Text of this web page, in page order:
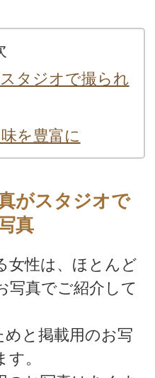
タジオで撮られ
を豊富に
がスタジオで
真
女性は、ほとんど
写真でご紹介して
めと掲載用のお写
。